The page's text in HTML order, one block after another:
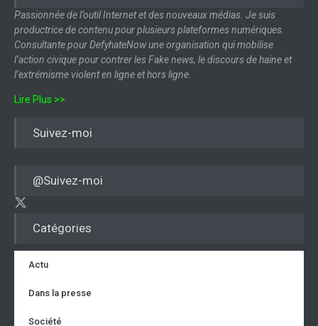
Catégories
Actu
Dans la presse
Société
Passionnée de l’outil Internet et des nouveaux médias. Je suis
productrice de contenu pour plusieurs plateformes numériques.
Consultante pour DefyhateNow une organisation qui mobilise
l’action civique pour contrer les Fake news, le discours de haine et
l’extrémisme violent en ligne et hors ligne.
Lire Plus >>
Suivez-moi
@Suivez-moi